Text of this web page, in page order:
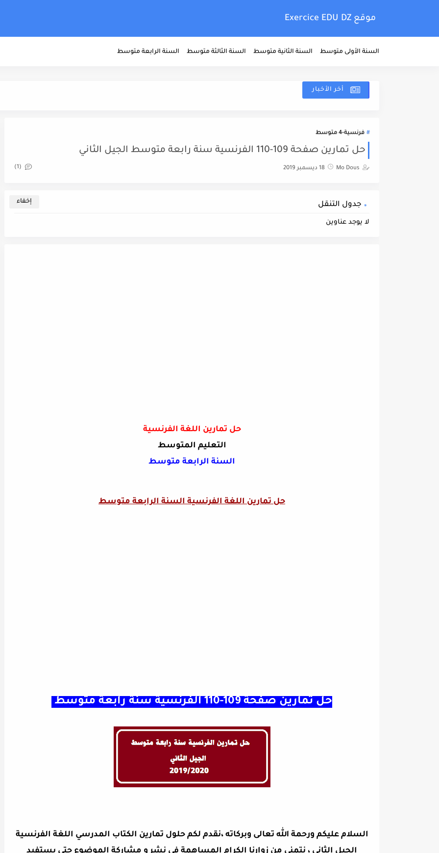
موقع Exercice EDU DZ
السنة الأولى متوسط السنة الثانية متوسط السنة الثالثة متوسط السنة الرابعة متوسط
أخر الأخبار
فرنسية-4 متوسط
حل تمارين صفحة 109-110 الفرنسية سنة رابعة متوسط الجيل الثاني
Mo Dous 18 ديسمبر 2019 (1)
جدول التنقل
لا يوجد عناوين
حل تمارين اللغة الفرنسية
التعليم المتوسط
السنة الرابعة متوسط
حل تمارين اللغة الفرنسية السنة الرابعة متوسط
حل تمارين صفحة 109-110 الفرنسية سنة رابعة متوسط
السلام عليكم ورحمة الله تعالى وبركاته ،نقدم لكم حلول تمارين الكتاب المدرسي اللغة الفرنسية
الجيل الثاني ، نتمنى من زوارنا الكرام المساهمة في نشر و مشاركة الموضوع حتى يستفيد